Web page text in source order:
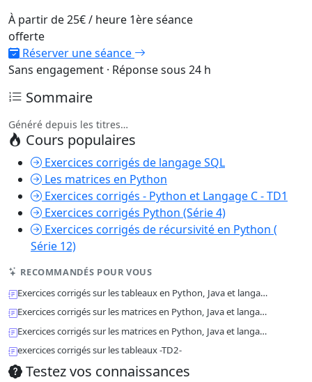
À partir de25€/ heure 1ère séance
offerte
Réserver une séance
Sans engagement · Réponse sous 24 h
Sommaire
Généré depuis les titres…
Cours populaires
Exercices corrigés de langage SQL
Les matrices en Python
Exercices corrigés - Python et Langage C - TD1
Exercices corrigés Python (Série 4)
Exercices corrigés de récursivité en Python (
Série 12)
RECOMMANDÉS POUR VOUS
Exercices corrigés sur les tableaux en Python, Java et langa…
Exercices corrigés sur les matrices en Python, Java et langa…
Exercices corrigés sur les matrices en Python, Java et langa…
exercices corrigés sur les tableaux -TD2-
Testez vos connaissances